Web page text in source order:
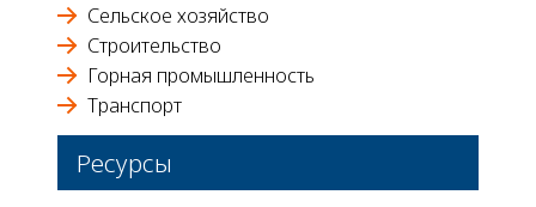
Сельское хозяйство
Строительство
Горная промышленность
Транспорт
Ресурсы